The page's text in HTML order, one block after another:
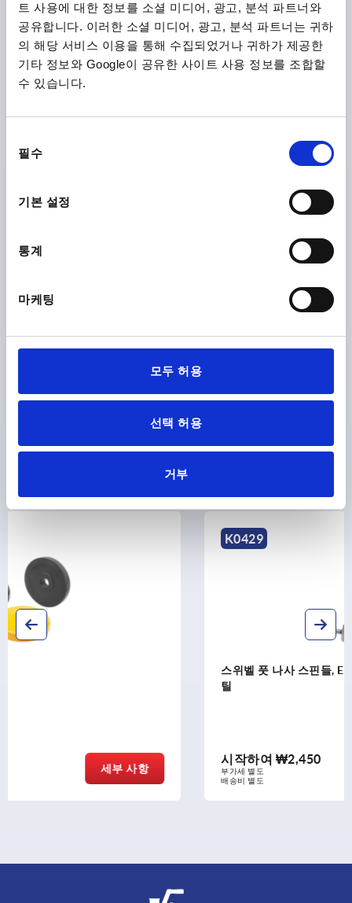
트 사용에 대한 정보를 소셜 미디어, 광고, 분석 파트너와
공유합니다. 이러한 소셜 미디어, 광고, 분석 파트너는 귀하
의 해당 서비스 이용을 통해 수집되었거나 귀하가 제공한
기타 정보와 Google이 공유한 사이트 사용 정보를 조합할
수 있습니다.
필수
기본 설정
통계
마케팅
모두 허용
선택 허용
거부
타입 C 미끄럼 방지 플레이트가 없는 마운팅 홀
타입 D 미끄럼 방지 플레이트가 있는 마운팅 홀
플레이트 확장 크기80, 타입:D 열가소성, 미끄럼 방지 플레이
주문 번호:
부가세 별도
배송비 별도
세부 사항
다른 고객들도 다음 제품을 구매하였습니
다.
스위벨 풋 나사 스핀들, ECO 라인, 스틸 또는 스테인레스 스
시작하여
부가세 별도
배송비 별도